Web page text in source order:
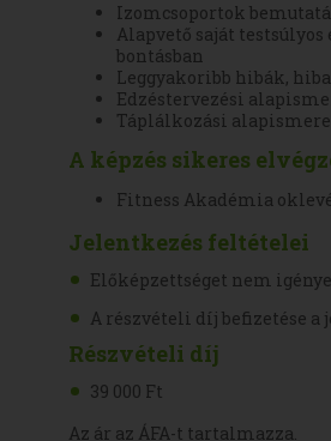
Izomcsoportok
Alapvető saját
bontásban
Leggyakoribb hibák,
Edzéstervezési
Táplálkozási
A képzés sikeres
Fitness Akadémia
Jelentkezés feltételei
Előképzettséget nem
A részvételi díj befizetése
Részvételi díj
39 000 Ft
Az ár az ÁFA-t tartalmazza.